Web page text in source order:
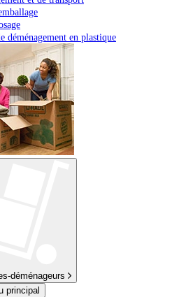
déménagement en plastique
déménageurs
principal